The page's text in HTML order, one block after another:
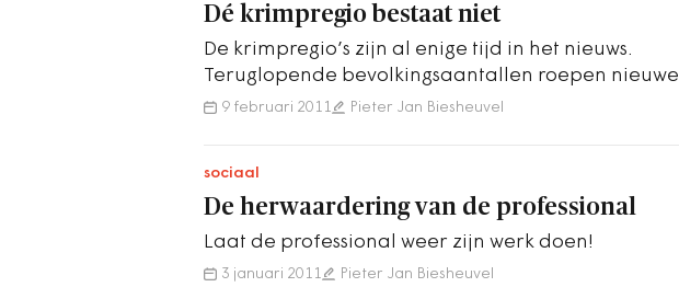
Dé krimpregio bestaat niet
De krimpregio’s zijn al enige tijd in het nieuws.
Teruglopende bevolkingsaantallen roepen nieuwe
vragen op. Hoe kan worden voorkomen dat…
9 februari 2011 Pieter Jan Biesheuvel
sociaal
De herwaardering van de professional
Laat de professional weer zijn werk doen!
3 januari 2011 Pieter Jan Biesheuvel